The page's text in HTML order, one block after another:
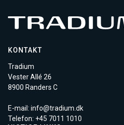
KONTAKT
Tradium
Vester Allé 26
8900 Randers C
E-mail: info@tradium.dk
Telefon: +45 7011 1010